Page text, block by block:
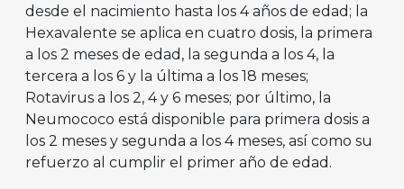
desde el nacimiento hasta los 4 años de edad; la
Hexavalente se aplica en cuatro dosis, la primera
a los 2 meses de edad, la segunda a los 4, la
tercera a los 6 y la última a los 18 meses;
Rotavirus a los 2, 4 y 6 meses; por último, la
Neumococo está disponible para primera dosis a
los 2 meses y segunda a los 4 meses, así como su
refuerzo al cumplir el primer año de edad.